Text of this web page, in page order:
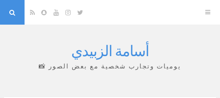
Twitter
Instagram
YouTube
Snapchat
RSS
أسامة الزبيدي
يوميات وتجارب شخصية مع بعض الصور 📸